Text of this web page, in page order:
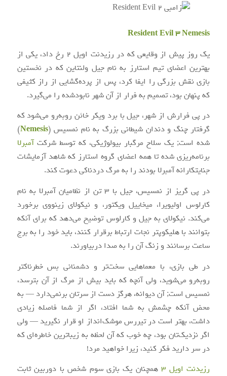
Resident Evil 3 Nemesis
یک روز پیش از وقایعی که در رزیدنت اویل ۲ رخ داد، یکی از
بهترین اعضای تیم استارز به نام جیل ولنتاین که در نخستین
بازی نقش بزرگی را ایفا کرد، پس از پرده‌گشایی از راز کثیفی
که پنهان بود، تصمیم به فرار از آن شهر نابودشده را می‌گیرد.
در پی فرارش از شهر، جیل با برد ویکر خائن روبه‌رو می‌شود که
گرفتار چنگ و دندان شیطانی بزرگ به نام نمسیس (Nemesis
)
شده است; یک سلاح مرگبار بیولوژیکی، که توسط شرکتآمبرلا
برنامه‌ریزی شده تا همه اعضای گروه استارز که شاهد آزمایشات
جنایتکارانه آمبرلا بودند را به مرگ دردناکی دعوت کند.
در پی گریز از نمسیس، جیل با ۳ تن از نظامیان آمبرلا به نام
کارلوس اولیویرا، میخاییل ویکتور، و نیکولای زینووی برخورد
می‌کند. نیکولای به جیل و کارلوس توضیح می‌دهد که برای آنکه
بتوانند با هلیکوپتر نجات ارتباط برقرار کنند، باید خود را به برج
ساعت برسانند و زنگ آن را به صدا دربیاورند.
در طی بازی، با معماهایی سخت‌تر و دشمنانی بس خطرناکتر
روبه‌رو می‌شوید، ولی آنچه که باید بیش از مرگ از آن بترسد،
نمسیس است; آن دیوانه، هرگز دست از سرتان برنمی‌دارد — به
محض آنکه چشمش به شما افتاد، اگر از شما فاصله زیادی
داشت، بهتر است در تیررس موشک‌انداز او قرار نگیرید — ولی
اگر نزدیک‌تان بود، چه خوب که آن لحظه به زیباترین خاطره‌ای که
در سر دارید فکر کنید، زیرا خواهید مرد!
رزیدنت اویل ۳
همچنان یک بازی سوم شخص با دوربین ثابت